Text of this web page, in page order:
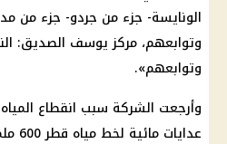
الونايسة- جزء من جردو- جزء من
وتوابعهم، مركز يوسف الصديق:
وتوابعهم».
وأرجعت الشركة سبب انقطاع